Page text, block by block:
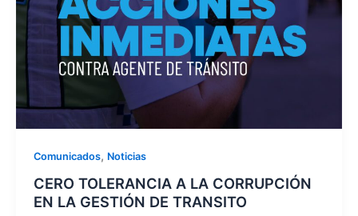
Comunicados, Noticias
CERO TOLERANCIA A LA CORRUPCIÓN
EN LA GESTIÓN DE TRANSITO